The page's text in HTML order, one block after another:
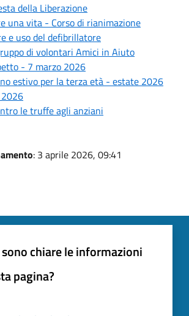
della Liberazione
una vita - Corso di rianimazione
e uso del defibrillatore
di volontari Amici in Aiuto
- 7 marzo 2026
estivo per la terza età - estate 2026
le truffe agli anziani
: 3 aprile 2026, 09:41
chiare le informazioni
pagina?